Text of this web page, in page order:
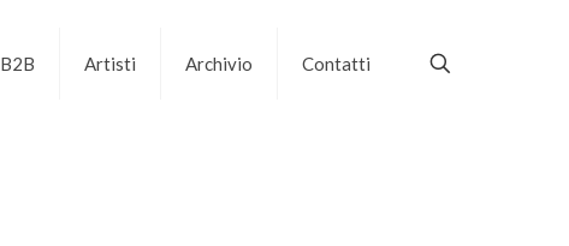
B2B Artisti Archivio Contatti